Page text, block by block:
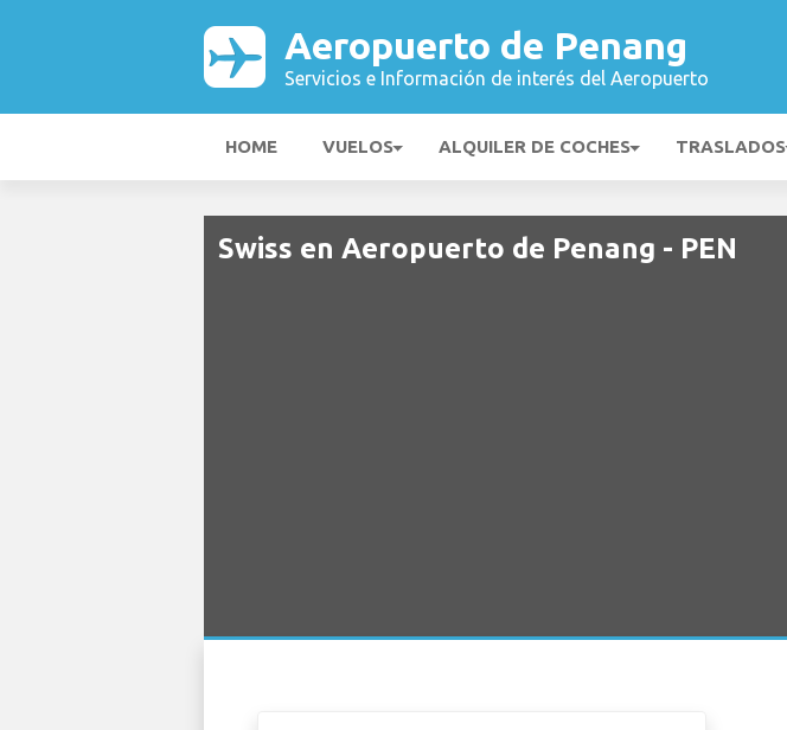
Aeropuerto de Penang
Servicios e Información de interés del Aeropuerto
HOME VUELOS ALQUILER DE COCHES TRASLADOS
Swiss en Aeropuerto de Penang - PEN